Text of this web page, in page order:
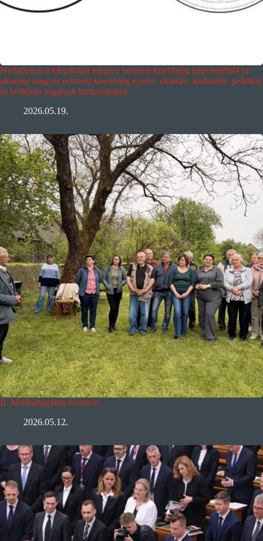
Nyilatkozat a kárpátaljai magyar nemzeti kisebbség képviselőitől az
ukrajnai magyar nemzeti kisebbség nyelvi, oktatási, kulturális, politikai
és kollektív jogainak biztosításáról
2026.05.19.
II. Medvehagyma-fesztivál
2026.05.12.